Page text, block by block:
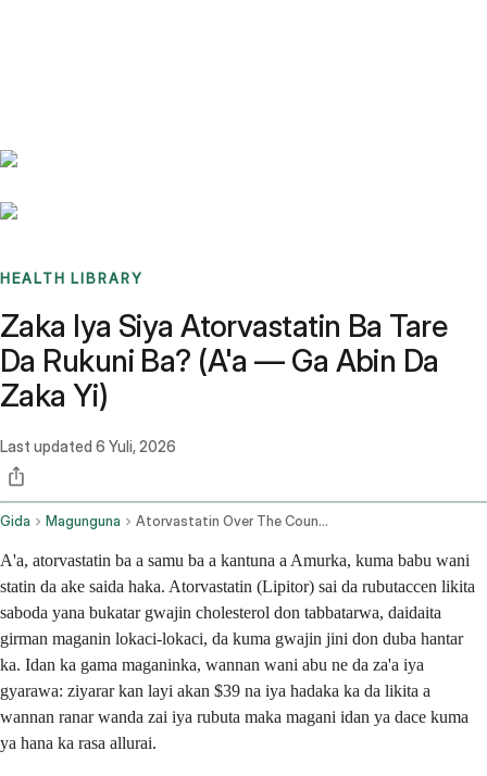
HEALTH LIBRARY
Zaka Iya Siya Atorvastatin Ba Tare
Da Rukuni Ba? (A'a — Ga Abin Da
Zaka Yi)
Last updated 6 Yuli, 2026
Gida Magunguna Atorvastatin Over The Counter
A'a, atorvastatin ba a samu ba a kantuna a Amurka, kuma babu wani
statin da ake saida haka. Atorvastatin (Lipitor) sai da rubutaccen likita
saboda yana bukatar gwajin cholesterol don tabbatarwa, daidaita
girman maganin lokaci-lokaci, da kuma gwajin jini don duba hantar
ka. Idan ka gama maganinka, wannan wani abu ne da za'a iya
gyarawa: ziyarar kan layi akan $39 na iya hadaka ka da likita a
wannan ranar wanda zai iya rubuta maka magani idan ya dace kuma
ya hana ka rasa allurai.